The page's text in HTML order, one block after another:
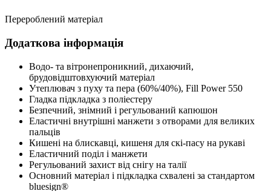
Перероблений матеріал
Додаткова інформація
Водо- та вітронепроникний, дихаючий,
брудовідштовхуючий матеріал
Утеплювач з пуху та пера (60%/40%), Fill Power 550
Гладка підкладка з поліестеру
Безпечний, знімний і регульований капюшон
Еластичні внутрішні манжети з отворами для великих
пальців
Кишені на блискавці, кишеня для скі-пасу на рукаві
Еластичний поділ і манжети
Регульований захист від снігу на талії
Основний матеріал і підкладка схвалені за стандартом
bluesign®